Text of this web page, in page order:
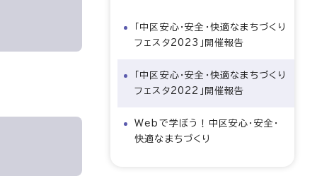
「中区安心・安全・快適なまちづくり
フェスタ2023」開催報告
「中区安心・安全・快適なまちづくり
フェスタ2022」開催報告
Webで学ぼう！中区安心・安全・
快適なまちづくり